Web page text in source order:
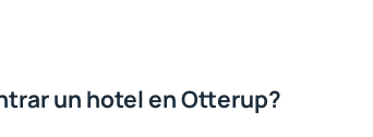
un hotel en Otterup?